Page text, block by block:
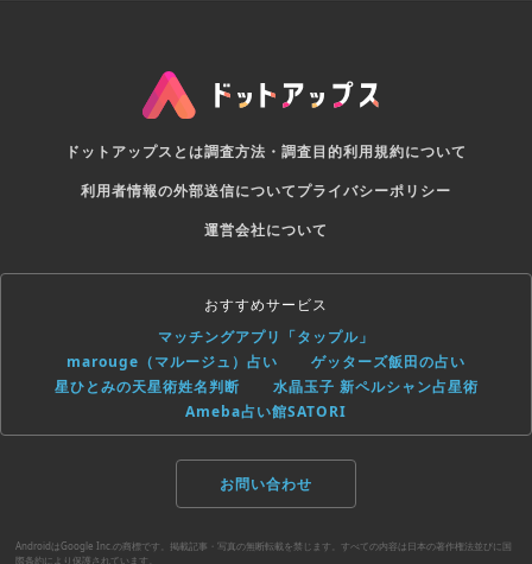
ドットアップスとは調査方法・調査目的利用規約について
利用者情報の外部送信についてプライバシーポリシー
運営会社について
おすすめサービス
マッチングアプリ「タップル」
marouge（マルージュ）占い
ゲッターズ飯田の占い
星ひとみの天星術姓名判断
水晶玉子 新ペルシャン占星術
Ameba占い館SATORI
お問い合わせ
AndroidはGoogle Inc.の商標です。掲載記事・写真の無断転載を禁じます。すべての内容は日本の著作権法並びに国
際条約により保護されています。